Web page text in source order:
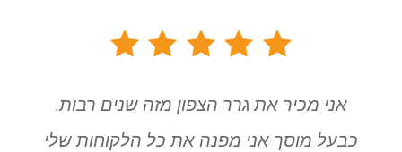
אני מכיר את גרר הצפון מזה שנים רבות.
כבעל מוסך אני מפנה את כל הלקוחות שלי